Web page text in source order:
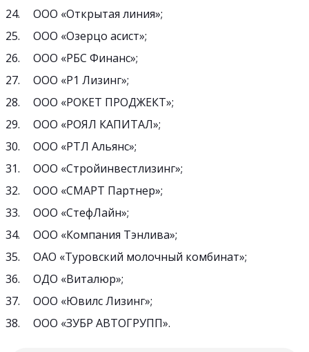
ООО «Открытая линия»;
ООО «Озерцо асист»;
ООО «РБС Финанс»;
ООО «Р1 Лизинг»;
ООО «РОКЕТ ПРОДЖЕКТ»;
ООО «РОЯЛ КАПИТАЛ»;
ООО «РТЛ Альянс»;
ООО «Стройинвестлизинг»;
ООО «СМАРТ Партнер»;
ООО «СтефЛайн»;
ООО «Компания Тэнлива»;
ОАО «Туровский молочный комбинат»;
ОДО «Виталюр»;
ООО «Ювилс Лизинг»;
ООО «ЗУБР АВТОГРУПП».